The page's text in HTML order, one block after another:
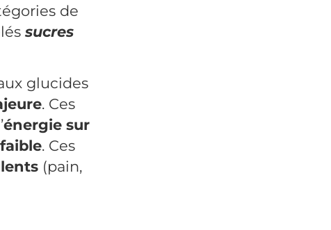
de
sucres
glucides
. Ces
énergie sur
. Ces
(pain,